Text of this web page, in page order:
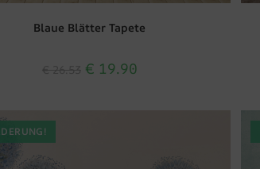
Blaue Blätter Tapete
€ 19.90